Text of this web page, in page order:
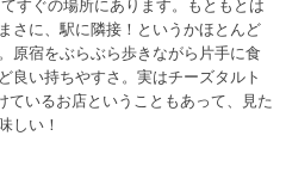
さに、駅に隣接！というかほとんど
原宿をぶらぶら歩きながら片手に食
良い持ちやすさ。実はチーズタルト
いるお店ということもあって、見た
しい！